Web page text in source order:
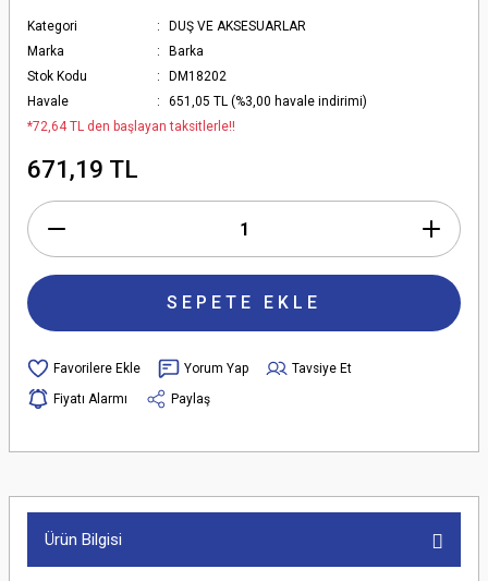
Kategori
DUŞ VE AKSESUARLAR
Marka
Barka
Stok Kodu
DM18202
Havale
651,05 TL (%3,00 havale indirimi)
*72,64 TL den başlayan taksitlerle!!
671,19 TL
SEPETE EKLE
Yorum Yap
Tavsiye Et
Fiyatı Alarmı
Paylaş
Ürün Bilgisi